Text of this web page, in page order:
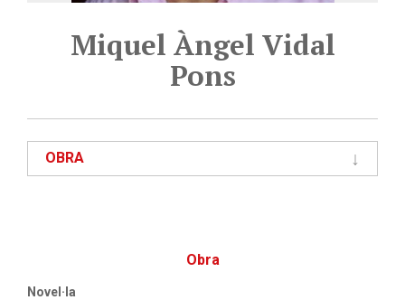
Miquel Àngel Vidal
Pons
OBRA
Obra
Novel·la